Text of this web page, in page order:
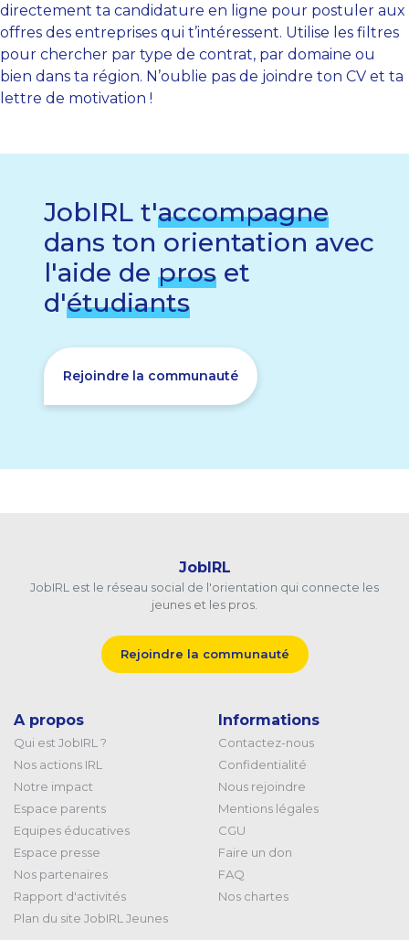
directement ta candidature en ligne pour postuler aux
offres des entreprises qui t’intéressent. Utilise les filtres
pour chercher par type de contrat, par domaine ou
bien dans ta région. N’oublie pas de joindre ton CV et ta
lettre de motivation !
JobIRL t'accompagne
dans ton orientation avec
l'aide de pros et
d'étudiants
Rejoindre la communauté
JobIRL
JobIRL est le réseau social de l'orientation qui connecte les
jeunes et les pros.
Rejoindre la communauté
A propos
Qui est JobIRL ?
Nos actions IRL
Notre impact
Espace parents
Equipes éducatives
Espace presse
Nos partenaires
Rapport d'activités
Plan du site JobIRL Jeunes
Informations
Contactez-nous
Confidentialité
Nous rejoindre
Mentions légales
CGU
Faire un don
FAQ
Nos chartes